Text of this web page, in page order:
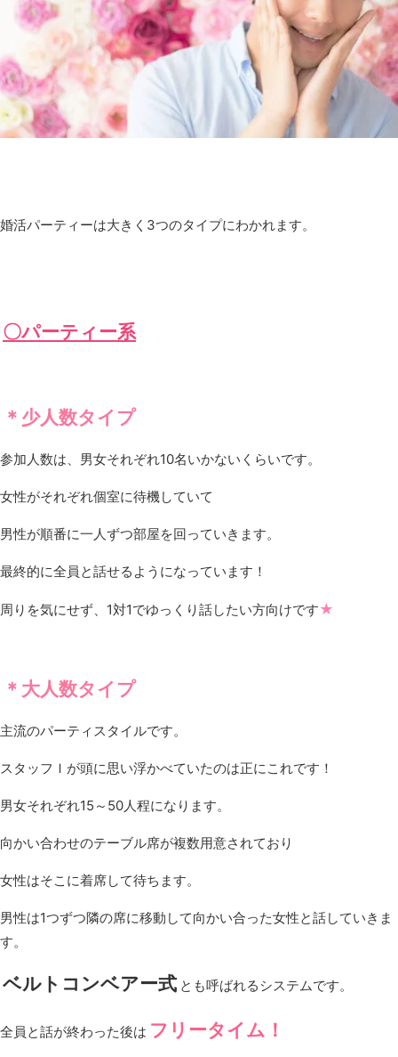
婚活パーティーは大きく3つのタイプにわかれます。
〇パーティー系
＊少人数タイプ
参加人数は、男女それぞれ10名いかないくらいです。
女性がそれぞれ個室に待機していて
男性が順番に一人ずつ部屋を回っていきます。
最終的に全員と話せるようになっています！
周りを気にせず、1対1でゆっくり話したい方向けです★
＊大人数タイプ
主流のパーティスタイルです。
スタッフＩが頭に思い浮かべていたのは正にこれです！
男女それぞれ15～50人程になります。
向かい合わせのテーブル席が複数用意されており
女性はそこに着席して待ちます。
男性は1つずつ隣の席に移動して向かい合った女性と話していきま
す。
ベルトコンベアー式 とも呼ばれるシステムです。
全員と話が終わった後は フリータイム！